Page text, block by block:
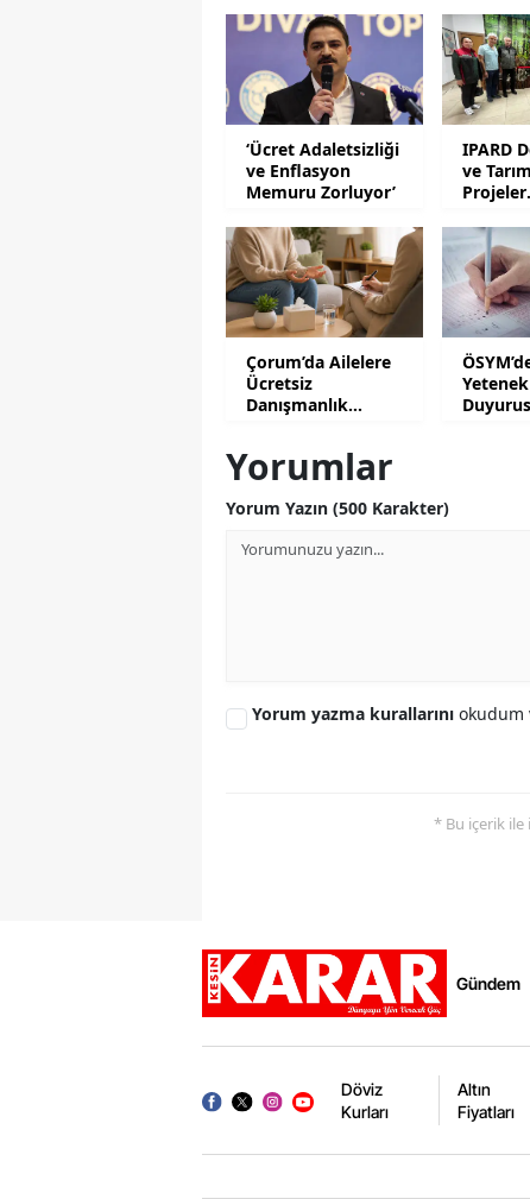
‘Ücret Adaletsizliği
ve Enflasyon
Memuru Zorluyor’
IPARD
ve
Projeler
Çorum’da Ailelere
Ücretsiz
Danışmanlık
Yetenek
Yorumlar
Yorum Yazın (500 Karakter)
Yorum yazma kurallarını okudum
* Bu içerik ile
Gündem
Döviz
Kurları
Altın
Fiyatları